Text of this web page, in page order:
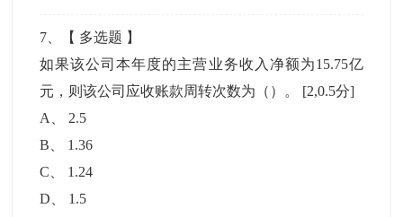
7 、【 多选题 】
如果该公司本年度的主营业务收入净额为15.75亿
元，则该公司应收账款周转次数为（）。 [2,0.5分]
A
2.5
B
1.36
C
1.24
D
1.5